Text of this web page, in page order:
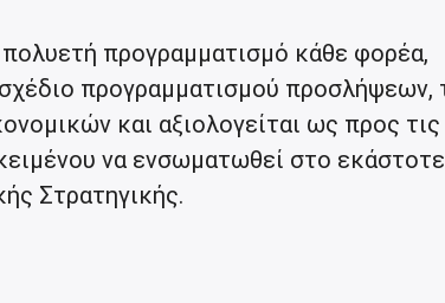
προγραμματισμό κάθε φορέα,
προγραμματισμού προσλήψεων,
και αξιολογείται ως προς τις
να ενσωματωθεί στο εκάστοτε
Στρατηγικής.